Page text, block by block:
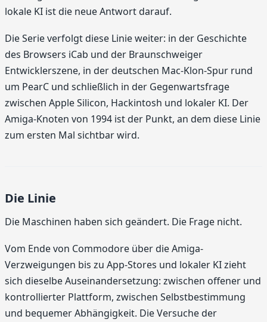
lokale KI ist die neue Antwort darauf.
Die Serie verfolgt diese Linie weiter: in der Geschichte
des Browsers iCab und der Braunschweiger
Entwicklerszene, in der deutschen Mac-Klon-Spur rund
um PearC und schließlich in der Gegenwartsfrage
zwischen Apple Silicon, Hackintosh und lokaler KI. Der
Amiga-Knoten von 1994 ist der Punkt, an dem diese Linie
zum ersten Mal sichtbar wird.
Die Linie
Die Maschinen haben sich geändert. Die Frage nicht.
Vom Ende von Commodore über die Amiga-
Verzweigungen bis zu App-Stores und lokaler KI zieht
sich dieselbe Auseinandersetzung: zwischen offener und
kontrollierter Plattform, zwischen Selbstbestimmung
und bequemer Abhängigkeit. Die Versuche der